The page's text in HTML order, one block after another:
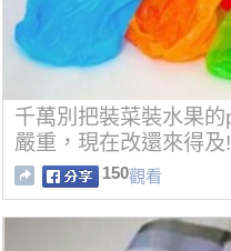
千萬別把裝菜裝水果
嚴重，現在改還來得及!
150觀看